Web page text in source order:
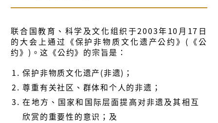
联合国教育、科学及文化组织于2003年10月17日
的大会上通过《保护非物质文化遗产公约》(《公
约》)。这《公约》的宗旨是：
保护非物质文化遗产(非遗)；
尊重有关社区、群体和个人的非遗；
在地方、国家和国际层面提高对非遗及其相互
欣赏的重要性的意识；及